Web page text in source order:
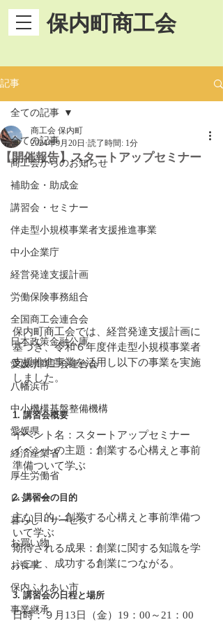
保内町商工会
記事
全ての記事
商工会からのお知らせ
補助金・助成金
講習会・セミナー
伴走型小規模事業者支援推進事業
中小企業庁
経営発達支援計画
労働保険事務組合
全国商工会連合会
日本政策金融公庫
愛媛県商工会連合会
八幡浜市
中小機構基盤整備機構
愛媛県
経済産業省
厚生労働省
レジャー
暮らし・サービス
お買い物
お食事
保内ふれあい市
事業継承
全ての記事
【開催報告】スタートアップセミナー
商工会 保内町
2024年9月20日 読了時間: 1分
保内町商工会では、経営発達支援計画に
基づき、令和６年度伴走型小規模事業者
支援推進事業を活用し以下の事業を実施
しました。
1. 講習会概要
イベント名：スタートアップセミナー
イベントの主題：創業する心構えと事前
準備ついて学ぶ
2. 講習会の目的
主な目的：創業する心構えと事前準備つ
いて学ぶ
期待される成果：創業に関する知識を学
ぶこと、成功する創業につながる。
3. 講習会の日程と場所
日時：９月13日（金）19：00～21：00